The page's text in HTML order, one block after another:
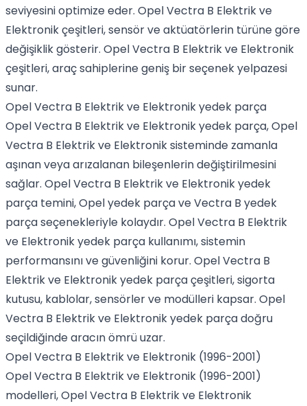
seviyesini optimize eder. Opel Vectra B Elektrik ve
Elektronik çeşitleri, sensör ve aktüatörlerin türüne göre
değişiklik gösterir. Opel Vectra B Elektrik ve Elektronik
çeşitleri, araç sahiplerine geniş bir seçenek yelpazesi
sunar.
Opel Vectra B Elektrik ve Elektronik yedek parça
Opel Vectra B Elektrik ve Elektronik yedek parça, Opel
Vectra B Elektrik ve Elektronik sisteminde zamanla
aşınan veya arızalanan bileşenlerin değiştirilmesini
sağlar. Opel Vectra B Elektrik ve Elektronik yedek
parça temini, Opel yedek parça ve Vectra B yedek
parça seçenekleriyle kolaydır. Opel Vectra B Elektrik
ve Elektronik yedek parça kullanımı, sistemin
performansını ve güvenliğini korur. Opel Vectra B
Elektrik ve Elektronik yedek parça çeşitleri, sigorta
kutusu, kablolar, sensörler ve modülleri kapsar. Opel
Vectra B Elektrik ve Elektronik yedek parça doğru
seçildiğinde aracın ömrü uzar.
Opel Vectra B Elektrik ve Elektronik (1996-2001)
Opel Vectra B Elektrik ve Elektronik (1996-2001)
modelleri, Opel Vectra B Elektrik ve Elektronik